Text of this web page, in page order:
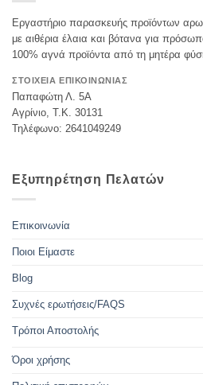
Εργαστήριο παρασκευής προϊόντων
με αιθέρια έλαια και βότανα για
100% αγνά προϊόντα από τη μητέρα
ΣΤΟΙΧΕΙΑ ΕΠΙΚΟΙΝΩΝΙΑΣ
Παπαφώτη Λ. 5Α
Αγρίνιο, Τ.Κ. 30131
Τηλέφωνο: 2641049249
Εξυπηρέτηση Πελατών
Επικοινωνία
Ποιοι Είμαστε
Blog
Συχνές ερωτήσεις/FAQS
Τρόποι Αποστολής
Όροι χρήσης